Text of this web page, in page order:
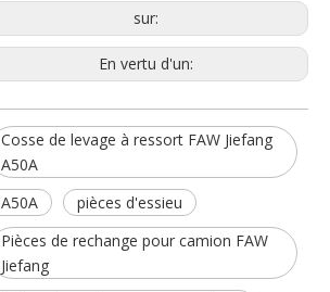
sur:
En vertu d'un:
Cosse de levage à ressort FAW Jiefang
A50A
A50A
pièces d'essieu
Pièces de rechange pour camion FAW
Jiefang